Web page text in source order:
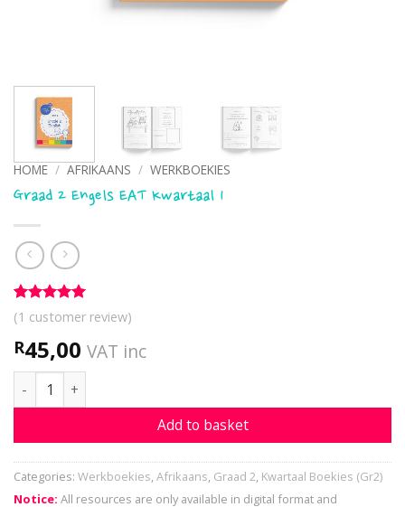
HOME / AFRIKAANS / WERKBOEKIES
Graad 2 Engels EAT Kwartaal 1
Rated5
out of 5
based on
1
customer
rating
(1 customer review)
R45,00 VAT inc
Graad 2 Engels EAT Kwartaal 1 quantity
Add to basket
Categories: Werkboekies,Afrikaans, Graad 2, Kwartaal Boekies (Gr2)
Notice: All resources are only available in digital format and